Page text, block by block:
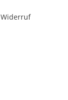
Widerruf